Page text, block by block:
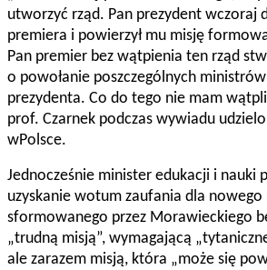
utworzyć rząd. Pan prezydent wczoraj
premiera i powierzył mu misję
Pan premier bez wątpienia ten rząd
o powołanie poszczególnych
prezydenta. Co do tego nie mam
prof. Czarnek podczas wywiadu
wPolsce.
Jednocześnie minister edukacji i nauki
uzyskanie wotum zaufania dla nowego
sformowanego przez Morawieckiego
„trudną misją”, wymagającą
ale zarazem misją, która „może się